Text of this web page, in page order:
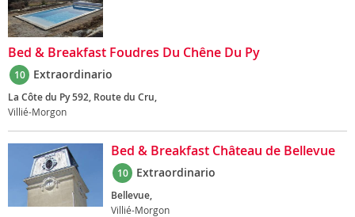
Bed & Breakfast Foudres Du Chêne Du Py
10 Extraordinario
La Côte du Py 592, Route du Cru,
Villié-Morgon
Bed & Breakfast Château de Bellevue
10 Extraordinario
Bellevue,
Villié-Morgon